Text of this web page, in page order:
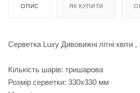
ОПИС ЯК КУПИТИ
Серветка Luxy Дивовижні літні квіти
Кількість шарів: тришарова
Розмір серветки: 330х330 мм